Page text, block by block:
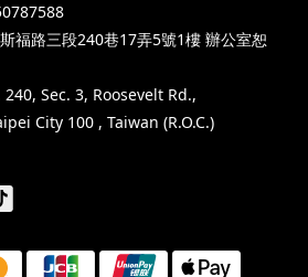
福路三段240巷17弄5號1樓 辦公室恕
Sec. 3, Roosevelt Rd.,
City 100 , Taiwan (R.O.C.)